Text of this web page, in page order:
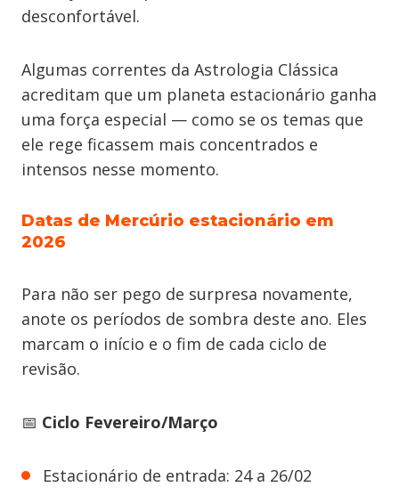
desconfortável.
Algumas correntes da Astrologia Clássica
acreditam que um planeta estacionário ganha
uma força especial — como se os temas que
ele rege ficassem mais concentrados e
intensos nesse momento.
Datas de Mercúrio estacionário em
2026
Para não ser pego de surpresa novamente,
anote os períodos de sombra deste ano. Eles
marcam o início e o fim de cada ciclo de
revisão.
📅 Ciclo Fevereiro/Março
Estacionário de entrada: 24 a 26/02